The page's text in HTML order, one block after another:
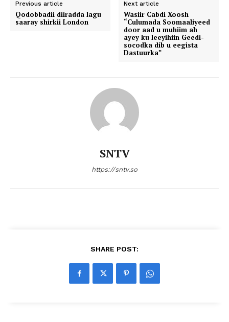
Previous article
Qodobbadii diiradda lagu
saaray shirkii London
Next article
Wasiir Cabdi Xoosh
“Culumada Soomaaliyeed
door aad u muhiim ah
ayey ku leeyihiin Geedi-
socodka dib u eegista
Dastuurka”
SNTV
https://sntv.so
SHARE POST: